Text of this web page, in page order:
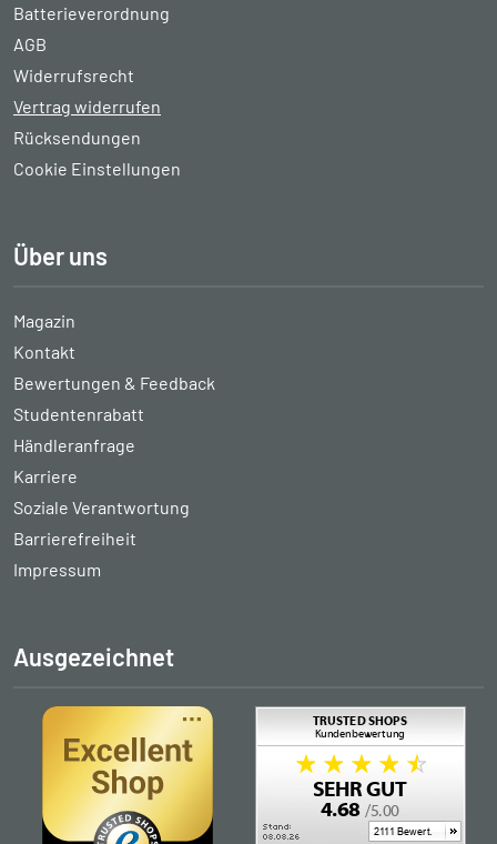
Batterieverordnung
AGB
Widerrufsrecht
Vertrag widerrufen
Rücksendungen
Cookie Einstellungen
Über uns
Magazin
Kontakt
Bewertungen & Feedback
Studentenrabatt
Händleranfrage
Karriere
Soziale Verantwortung
Barrierefreiheit
Impressum
Ausgezeichnet